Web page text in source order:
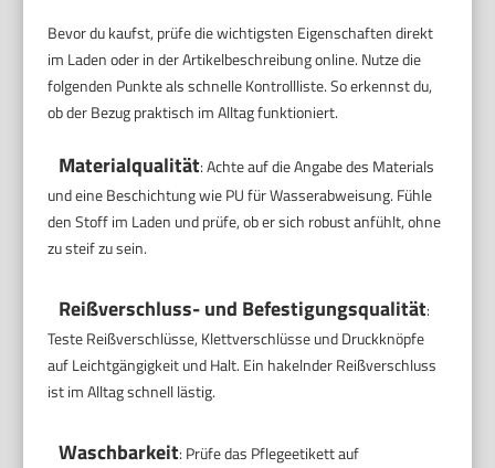
Bevor du kaufst, prüfe die wichtigsten Eigenschaften direkt
im Laden oder in der Artikelbeschreibung online. Nutze die
folgenden Punkte als schnelle Kontrollliste. So erkennst du,
ob der Bezug praktisch im Alltag funktioniert.
Materialqualität: Achte auf die Angabe des Materials
und eine Beschichtung wie PU für Wasserabweisung. Fühle
den Stoff im Laden und prüfe, ob er sich robust anfühlt, ohne
zu steif zu sein.
Reißverschluss- und Befestigungsqualität:
Teste Reißverschlüsse, Klettverschlüsse und Druckknöpfe
auf Leichtgängigkeit und Halt. Ein hakelnder Reißverschluss
ist im Alltag schnell lästig.
Waschbarkeit: Prüfe das Pflegeetikett auf